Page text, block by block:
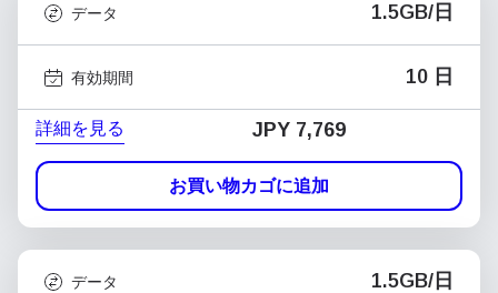
データ 1.5GB/日
有効期間 10 日
詳細を見る JPY 7,769
お買い物カゴに追加
データ 1.5GB/日